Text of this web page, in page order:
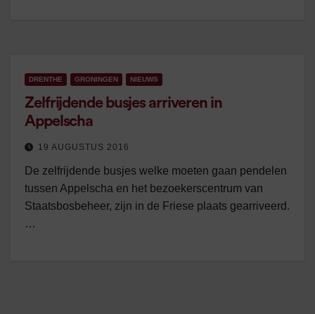
DRENTHE GRONINGEN NIEUWS
Zelfrijdende busjes arriveren in
Appelscha
19 AUGUSTUS 2016
De zelfrijdende busjes welke moeten gaan pendelen
tussen Appelscha en het bezoekerscentrum van
Staatsbosbeheer, zijn in de Friese plaats gearriveerd.
…